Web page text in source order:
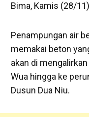
Bima, Kamis (28/
Penampungan air
memakai beton
akan di
Wua hingga ke
Dusun Dua Niu.